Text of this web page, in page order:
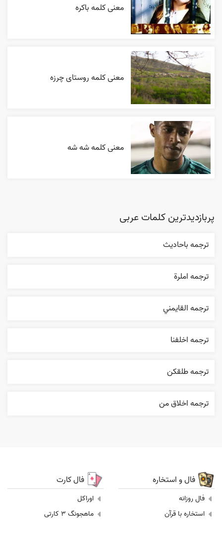
معنی کلمه باکره
معنی کلمه روستای چرزه
معنی کلمه شه شه
پربازدیدترین کلمات عربی
ترجمه باحاديث
ترجمه املرة
ترجمه القایمني
ترجمه اخلفنا
ترجمه طلقکن
ترجمه اخلاق من
فال و استخاره
فال روزانه
استخاره با قرآن
فال کارت
اوراکل
ماهجونگ 3 کارتی